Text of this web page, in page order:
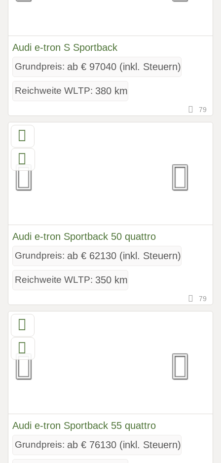
Audi e-tron S Sportback
Grundpreis: ab € 97040 (inkl. Steuern)
Reichweite WLTP: 380 km
79
Audi e-tron Sportback 50 quattro
Grundpreis: ab € 62130 (inkl. Steuern)
Reichweite WLTP: 350 km
79
Audi e-tron Sportback 55 quattro
Grundpreis: ab € 76130 (inkl. Steuern)